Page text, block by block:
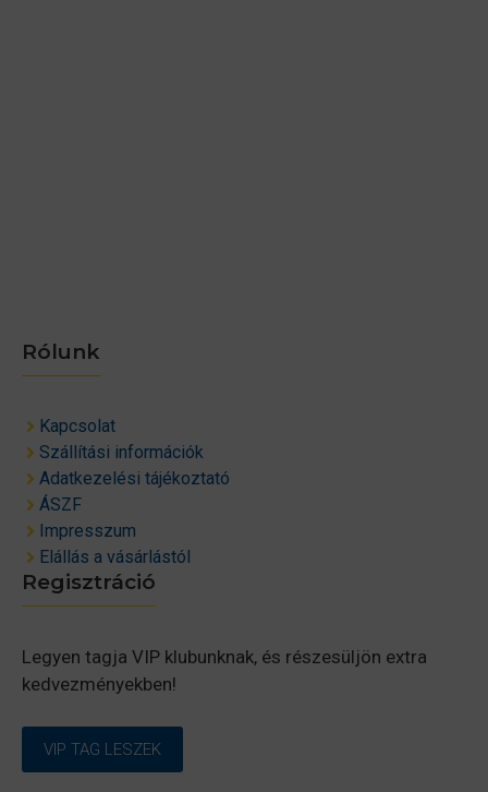
Rólunk
Kapcsolat
Szállítási információk
Adatkezelési tájékoztató
ÁSZF
Impresszum
Elállás a vásárlástól
Regisztráció
Legyen tagja VIP klubunknak, és részesüljön extra
kedvezményekben!
VIP TAG LESZEK